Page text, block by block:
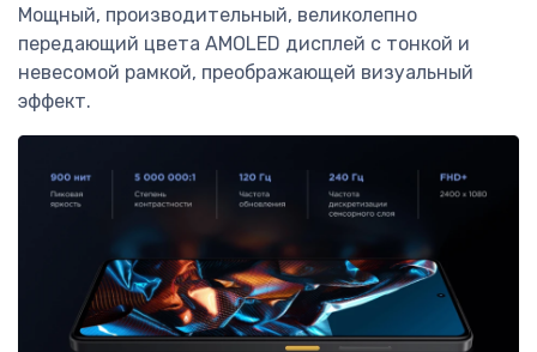
Мощный, производительный, великолепно
передающий цвета AMOLED дисплей с тонкой и
невесомой рамкой, преображающей визуальный
эффект.